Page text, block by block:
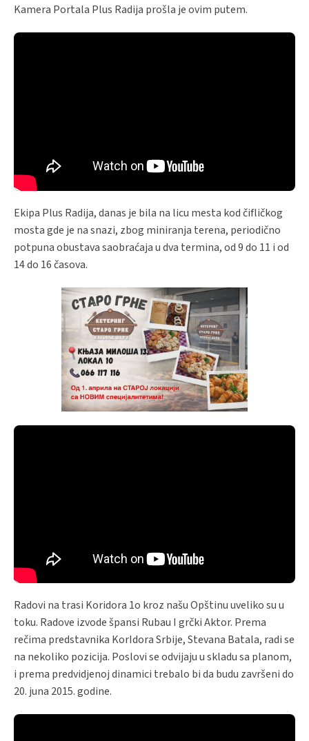
Kamera Portala Plus Radija prošla je ovim putem.
Ekipa Plus Radija, danas je bila na licu mesta kod čifličkog
mosta gde je na snazi, zbog miniranja terena, periodično
potpuna obustava saobraćaja u dva termina, od 9 do 11 i od
14 do 16 časova.
Radovi na trasi Koridora 1o kroz našu Opštinu uveliko su u
toku. Radove izvode špansi Rubau I grčki Aktor. Prema
rečima predstavnika KorIdora Srbije, Stevana Batala, radi se
na nekoliko pozicija. Poslovi se odvijaju u skladu sa planom,
i prema predvidjenoj dinamici trebalo bi da budu završeni do
20. juna 2015. godine.